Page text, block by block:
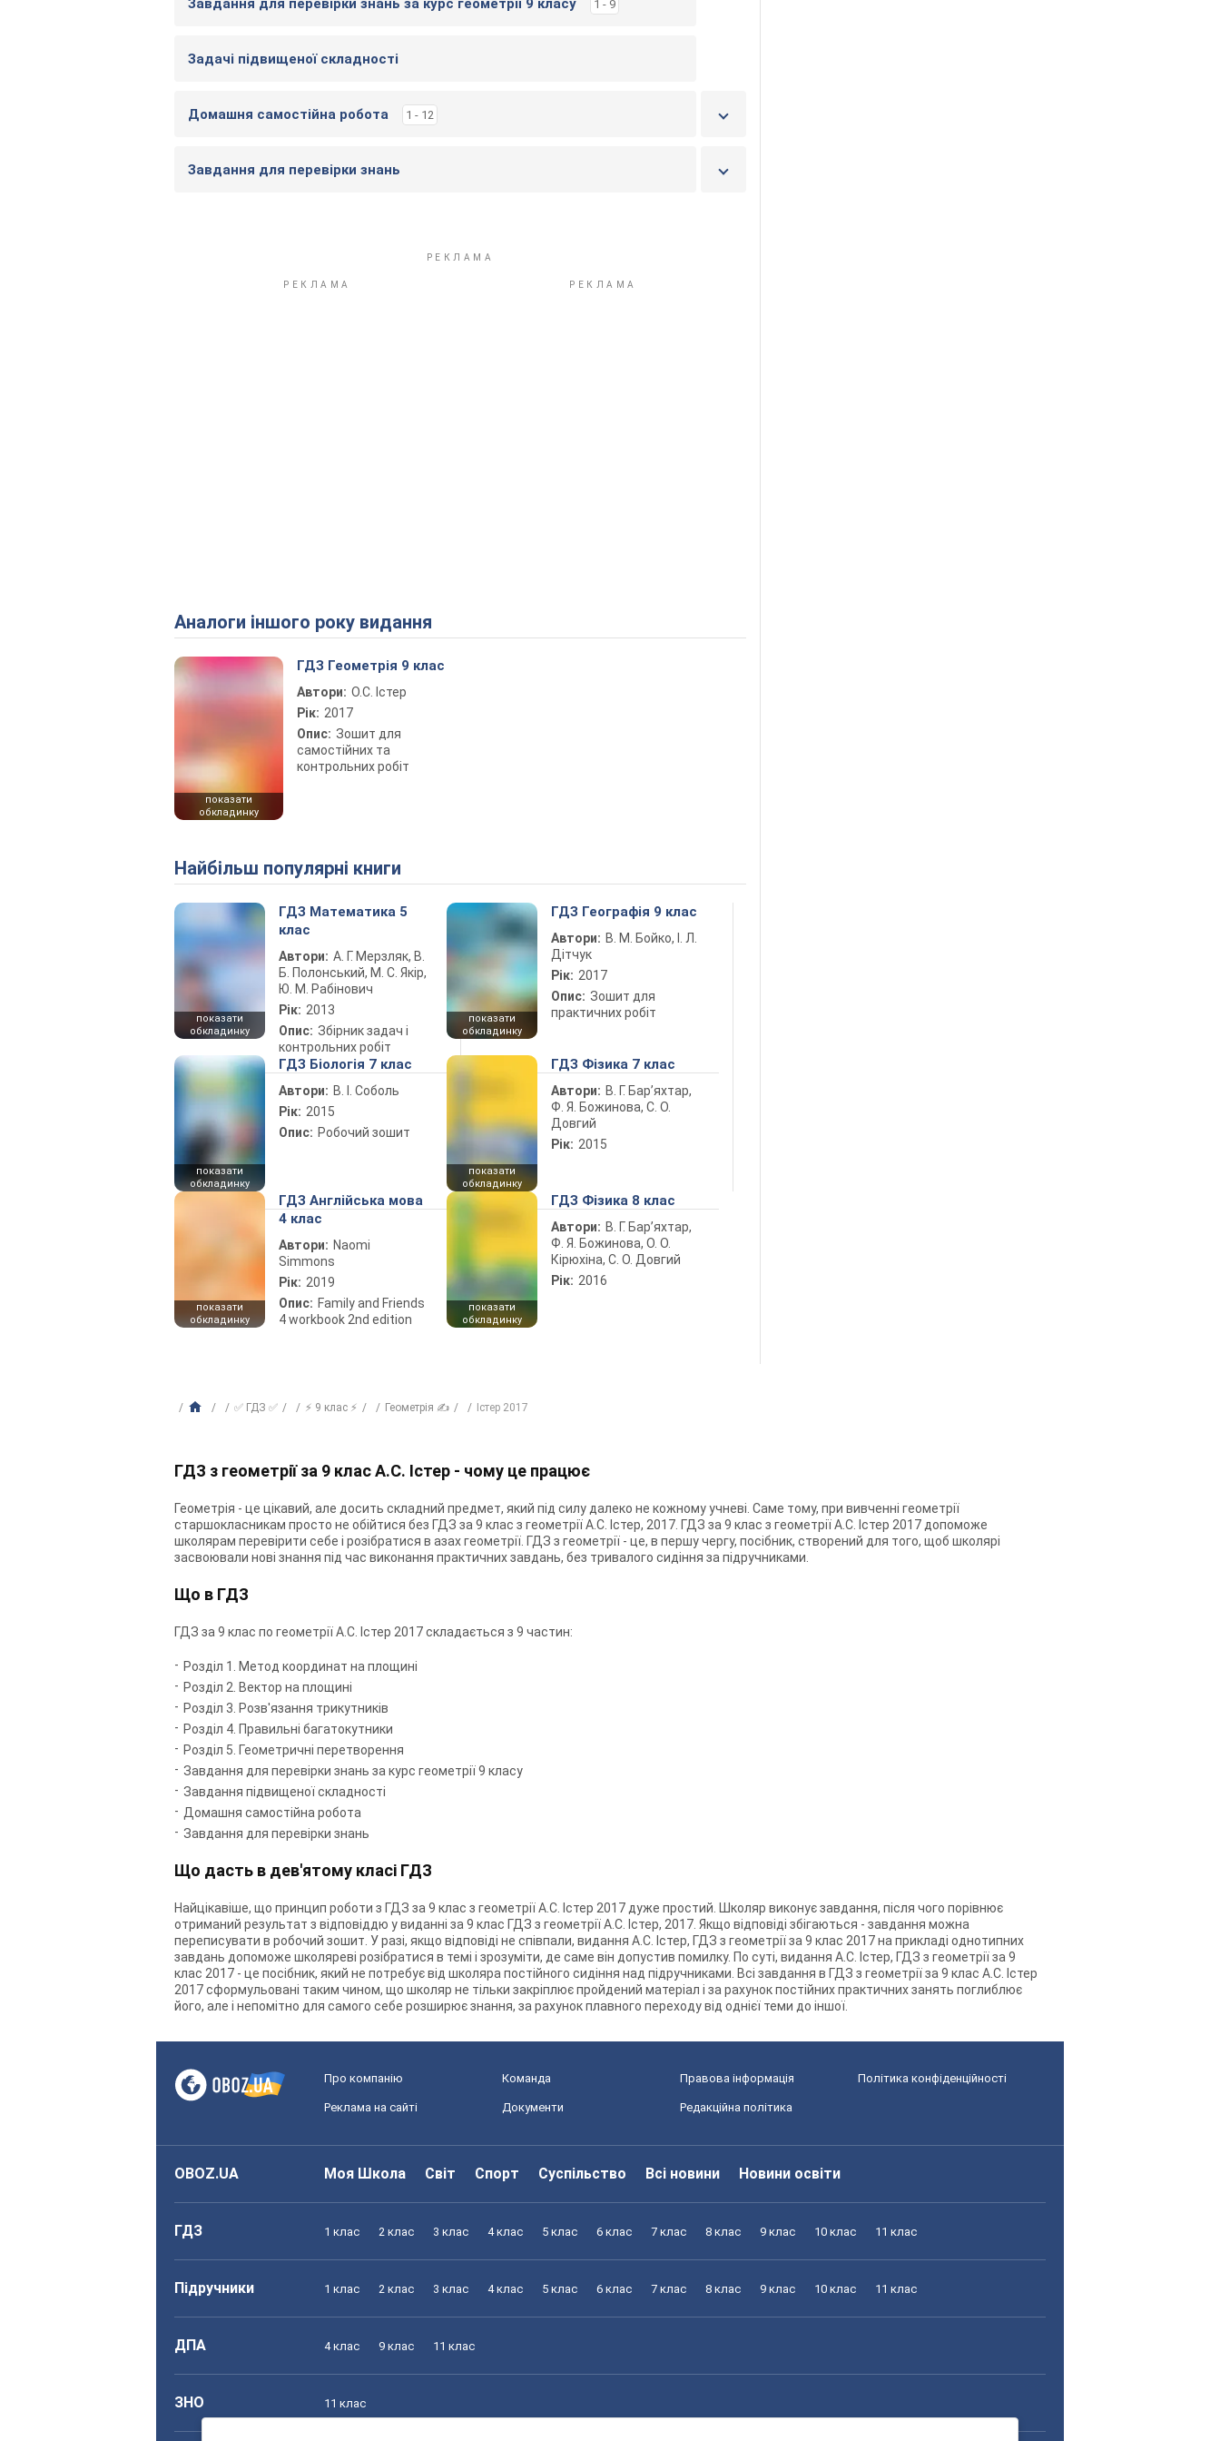
Завдання для перевірки знань за курс геометрії 9 класу 1 - 9
Задачі підвищеної складності
Домашня самостійна робота 1 - 12
Завдання для перевірки знань
Аналоги іншого року видання
показати
обкладинку
ГДЗ Геометрія 9 клас
Автори: О.С. Істер
Рік: 2017
Опис: Зошит для
самостійних та
контрольних робіт
Найбільш популярні книги
показати
обкладинку
ГДЗ Математика 5
клас
Автори: А. Г. Мерзляк, В.
Б. Полонський, М. С. Якір,
Ю. М. Рабінович
Рік: 2013
Опис: Збірник задач і
контрольних робіт
показати
обкладинку
ГДЗ Географія 9 клас
Автори: В. М. Бойко, І. Л.
Дітчук
Рік: 2017
Опис: Зошит для
практичних робіт
показати
обкладинку
ГДЗ Біологія 7 клас
Автори: В. І. Соболь
Рік: 2015
Опис: Робочий зошит
показати
обкладинку
ГДЗ Фізика 7 клас
Автори: В. Г. Бар’яхтар,
Ф. Я. Божинова, С. О.
Довгий
Рік: 2015
показати
обкладинку
ГДЗ Англійська мова
4 клас
Автори: Naomi
Simmons
Рік: 2019
Опис: Family and Friends
4 workbook 2nd edition
показати
обкладинку
ГДЗ Фізика 8 клас
Автори: В. Г. Бар’яхтар,
Ф. Я. Божинова, О. О.
Кірюхіна, С. О. Довгий
Рік: 2016
✅ ГДЗ ✅ ⚡ 9 клас ⚡ Геометрія ✍ Істер 2017
ГДЗ з геометрії за 9 клас А.С. Істер - чому це працює
Геометрія - це цікавий, але досить складний предмет, який під силу далеко не кожному учневі. Саме тому, при вивченні геометрії
старшокласникам просто не обійтися без ГДЗ за 9 клас з геометрії А.С. Істер, 2017. ГДЗ за 9 клас з геометрії А.С. Істер 2017 допоможе
школярам перевірити себе і розібратися в азах геометрії. ГДЗ з геометрії - це, в першу чергу, посібник, створений для того, щоб школярі
засвоювали нові знання під час виконання практичних завдань, без тривалого сидіння за підручниками.
Що в ГДЗ
ГДЗ за 9 клас по геометрії А.С. Істер 2017 складається з 9 частин:
Розділ 1. Метод координат на площині
Розділ 2. Вектор на площині
Розділ 3. Розв'язання трикутників
Розділ 4. Правильні багатокутники
Розділ 5. Геометричні перетворення
Завдання для перевірки знань за курс геометрії 9 класу
Завдання підвищеної складності
Домашня самостійна робота
Завдання для перевірки знань
Що дасть в дев'ятому класі ГДЗ
Найцікавіше, що принцип роботи з ГДЗ за 9 клас з геометрії А.С. Істер 2017 дуже простий. Школяр виконує завдання, після чого порівнює
отриманий результат з відповіддю у виданні за 9 клас ГДЗ з геометрії А.С. Істер, 2017. Якщо відповіді збігаються - завдання можна
переписувати в робочий зошит. У разі, якщо відповіді не співпали, видання А.С. Істер, ГДЗ з геометрії за 9 клас 2017 на прикладі однотипних
завдань допоможе школяреві розібратися в темі і зрозуміти, де саме він допустив помилку. По суті, видання А.С. Істер, ГДЗ з геометрії за 9
клас 2017 - це посібник, який не потребує від школяра постійного сидіння над підручниками. Всі завдання в ГДЗ з геометрії за 9 клас А.С. Істер
2017 сформульовані таким чином, що школяр не тільки закріплює пройдений матеріал і за рахунок постійних практичних занять поглиблює
його, але і непомітно для самого себе розширює знання, за рахунок плавного переходу від однієї теми до іншої.
Про компанію Команда Правова інформація Політика конфіденційності
Реклама на сайті Документи Редакційна політика
OBOZ.UA Моя Школа Світ Спорт Суспільство Всі новини Новини освіти
ГДЗ 1 клас 2 клас 3 клас 4 клас 5 клас 6 клас 7 клас 8 клас 9 клас 10 клас 11 клас
Підручники 1 клас 2 клас 3 клас 4 клас 5 клас 6 клас 7 клас 8 клас 9 клас 10 клас 11 клас
ДПА 4 клас 9 клас 11 клас
ЗНО 11 клас